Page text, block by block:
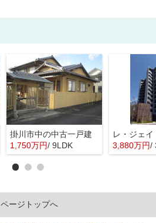
掛川市中の中古一戸建
1,750万円/ 9LDK
レ・ジェ
3,880万円/
ページトップへ